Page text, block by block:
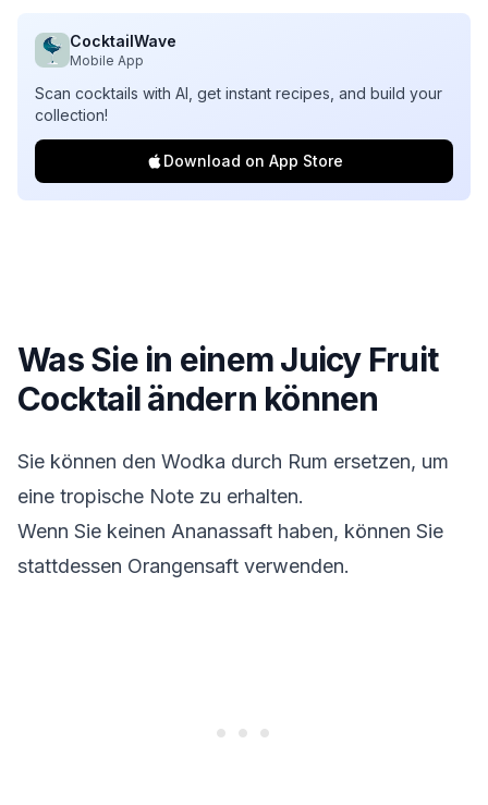
CocktailWave
Mobile App
Scan cocktails with AI, get instant recipes, and build your
collection!
Download on App Store
Was Sie in einemJuicy Fruit
Cocktailändern können
Sie können den Wodka durch Rum ersetzen, um
eine tropische Note zu erhalten.
Wenn Sie keinen Ananassaft haben, können Sie
stattdessen Orangensaft verwenden.